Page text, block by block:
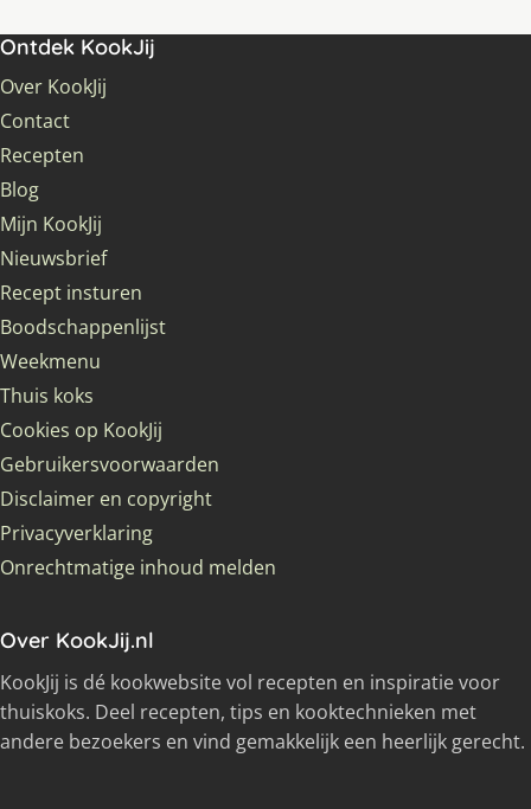
Ontdek KookJij
Over KookJij
Contact
Recepten
Blog
Mijn KookJij
Nieuwsbrief
Recept insturen
Boodschappenlijst
Weekmenu
Thuis koks
Cookies op KookJij
Gebruikersvoorwaarden
Disclaimer en copyright
Privacyverklaring
Onrechtmatige inhoud melden
Over KookJij.nl
KookJij is dé kookwebsite vol recepten en inspiratie voor
thuiskoks. Deel recepten, tips en kooktechnieken met
andere bezoekers en vind gemakkelijk een heerlijk gerecht.